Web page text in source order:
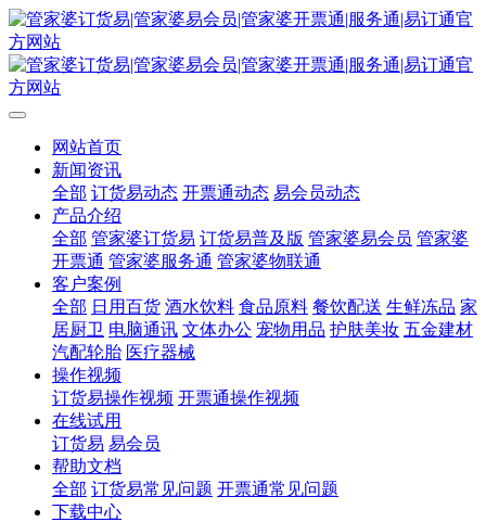
网站首页
新闻资讯
全部 订货易动态 开票通动态 易会员动态
产品介绍
全部 管家婆订货易 订货易普及版 管家婆易会员 管家婆
开票通 管家婆服务通 管家婆物联通
客户案例
全部 日用百货 酒水饮料 食品原料 餐饮配送 生鲜冻品 家
居厨卫 电脑通讯 文体办公 宠物用品 护肤美妆 五金建材
汽配轮胎 医疗器械
操作视频
订货易操作视频 开票通操作视频
在线试用
订货易 易会员
帮助文档
全部 订货易常见问题 开票通常见问题
下载中心